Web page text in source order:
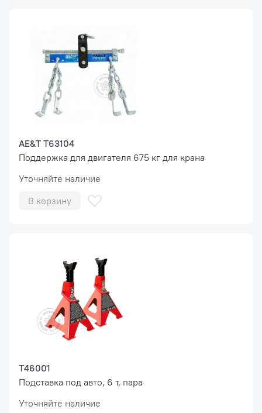
AE&T T63104
Поддержка для двигателя 675 кг для крана
Уточняйте наличие
В корзину
T46001
Подставка под авто, 6 т, пара
Уточняйте наличие